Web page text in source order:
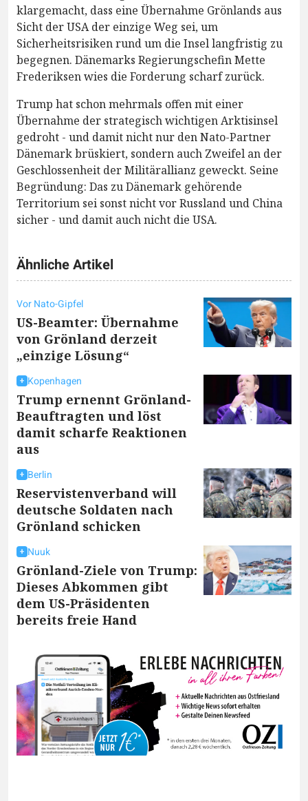
klargemacht, dass eine Übernahme Grönlands aus
Sicht der USA der einzige Weg sei, um
Sicherheitsrisiken rund um die Insel langfristig zu
begegnen. Dänemarks Regierungschefin Mette
Frederiksen wies die Forderung scharf zurück.
Trump hat schon mehrmals offen mit einer
Übernahme der strategisch wichtigen Arktisinsel
gedroht - und damit nicht nur den Nato-Partner
Dänemark brüskiert, sondern auch Zweifel an der
Geschlossenheit der Militärallianz geweckt. Seine
Begründung: Das zu Dänemark gehörende
Territorium sei sonst nicht vor Russland und China
sicher - und damit auch nicht die USA.
Ähnliche Artikel
Vor Nato-Gipfel
US-Beamter: Übernahme
von Grönland derzeit
„einzige Lösung“
Kopenhagen
Trump ernennt Grönland-
Beauftragten und löst
damit scharfe Reaktionen
aus
Berlin
Reservistenverband will
deutsche Soldaten nach
Grönland schicken
Nuuk
Grönland-Ziele von Trump:
Dieses Abkommen gibt
dem US-Präsidenten
bereits freie Hand